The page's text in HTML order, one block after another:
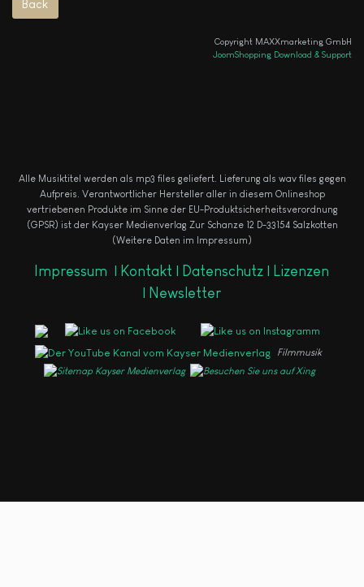
Copyright MAXXmarketing GmbH
JoomShopping Download & Support
Alle Musiktitel werden als mp3 files geliefert. Lieferung als wav files gegen
Aufpreis. Verantwortlicher Hersteller aller in diesem Onlineshop
vertriebenen Produkte im Sinne der EU-Produktsicherheitsverordnung
(GPSR) ist der Kayser Medienverlag Zur Schanze 12 D-33154 Salzkotten
(Weitere Daten im Impressum)
Impressum | Kontakt | Datenschutz | Lizenzen
| Newsletter
Filmmusik